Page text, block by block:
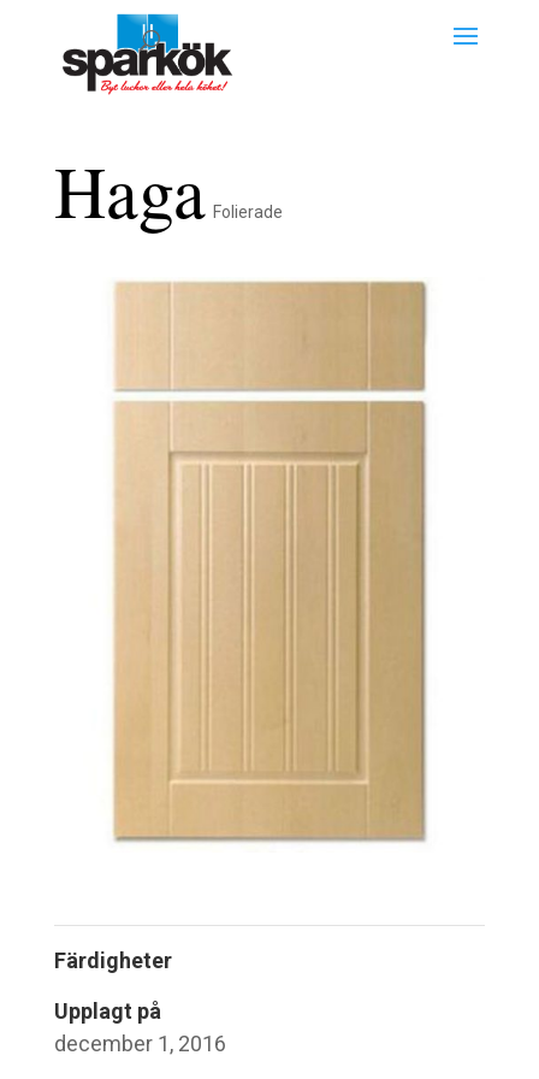
Haga Folierade
Färdigheter
Upplagt på
december 1, 2016